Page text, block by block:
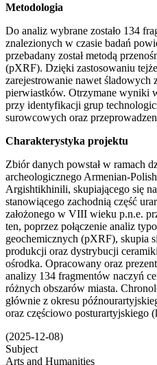
Metodologia
Do analiz wybrane zostało 134
znalezionych w czasie badań
przebadany został metodą
(pXRF). Dzięki zastosowaniu
zarejestrowanie nawet śladowych
pierwiastków. Otrzymane wyniki
przy identyfikacji grup
surowcowych oraz
Charakterystyka projektu
Zbiór danych powstał w ramach
archeologicznego Armenian-
Argishtikhinili, skupiającego się
stanowiącego zachodnią część
założonego w VIII wieku p.n.e.
ten, poprzez połączenie analiz
geochemicznych (pXRF), skupia
produkcji oraz dystrybucji
ośrodka. Opracowany oraz
analizy 134 fragmentów naczyń
różnych obszarów miasta.
głównie z okresu
oraz częściowo
(2025-12-08)
Subject
Arts and Humanities